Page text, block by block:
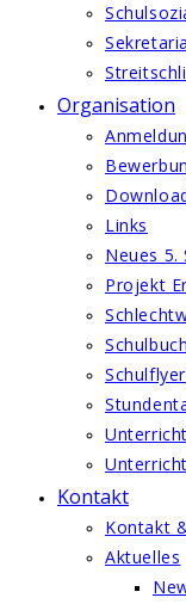
Organisation
Links
Neues 5.
Projekt
Schulflyer
Kontakt
Kontakt
Aktuelles